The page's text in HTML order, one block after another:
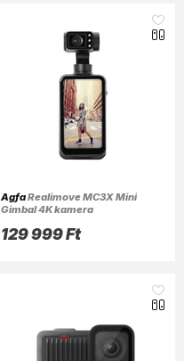
AgfaRealimove MC3X Mini
Gimbal 4K kamera
129 999 Ft